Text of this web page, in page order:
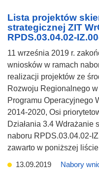
Lista projektów
strategicznej ZIT
RPDS.03.04.02-
11 września 2019 r.
wniosków w ramach
realizacji projektów ze
Rozwoju Regionalnego
Programu Operacyjnego
2014-2020, Osi
Działania 3.4 Wdrażanie
naboru RPDS.03.04.02-
zawarto w poniższej
13.09.2019
Nabory